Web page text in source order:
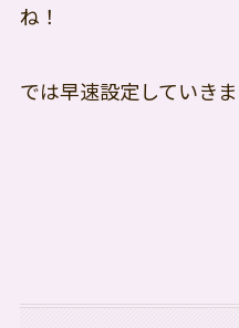
ね！
では早速設定していき